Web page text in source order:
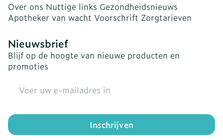
Over ons Nuttige links Gezondheidsnieuws
Apotheker van wacht Voorschrift Zorgtarieven
Nieuwsbrief
Blijf op de hoogte van nieuwe producten en
promoties
Inschrijven